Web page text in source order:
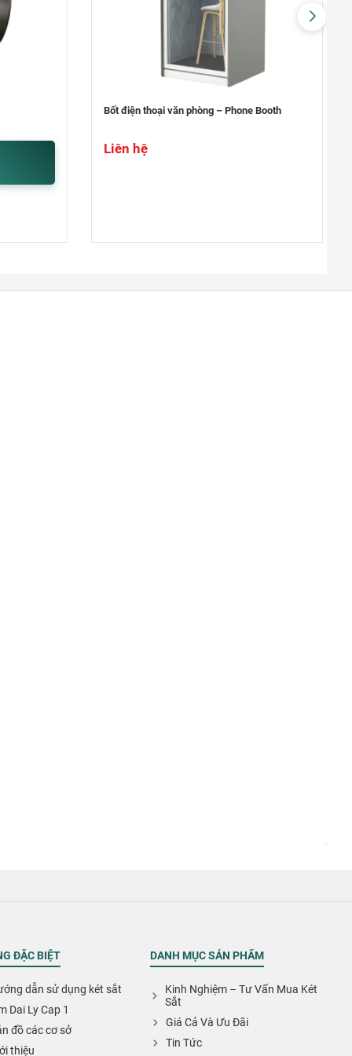
khu Đô Thị Vinhomes Grand Park,
Xem bản đồ
Máy soi vé số giả , tiền giả Hoshico
Khối lượng: 0.5kg
DANH MỤC SẢN PHẨM
Kinh Nghiệm – Tư Vấn Mua Két
Sắt
Giá Cả Và Ưu Đãi
Tin Tức
ĐẶC BIỆT
dẫn sử dụng két sắt
Dai Ly Cap 1
đồ các cơ sở
thiệu